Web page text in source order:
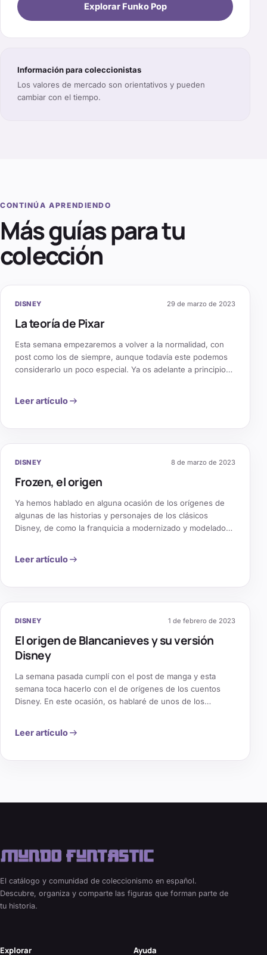
Explorar Funko Pop
Información para coleccionistas
Los valores de mercado son orientativos y pueden
cambiar con el tiempo.
CONTINÚA APRENDIENDO
Más guías para tu
colección
DISNEY 29 de marzo de 2023
La teoría de Pixar
Esta semana empezaremos a volver a la normalidad, con
post como los de siempre, aunque todavía este podemos
considerarlo un poco especial. Ya os adelante a principios
que con cada película se [&hellip;]
Leer artículo
DISNEY 8 de marzo de 2023
Frozen, el origen
Ya hemos hablado en alguna ocasión de los orígenes de
algunas de las historias y personajes de los clásicos
Disney, de como la franquicia a modernizado y modelado
día y los a traído a la actualidad. [&hellip;]
Leer artículo
M
DISNEY 1 de febrero de 2023
El origen de Blancanieves y su versión
Disney
La semana pasada cumplí con el post de manga y esta
semana toca hacerlo con el de orígenes de los cuentos
Disney. En este ocasión, os hablaré de unos de los
Disney conocidas hoy en día. Estoy [&hellip;]
Leer artículo
El catálogo y comunidad de coleccionismo en español.
Descubre, organiza y comparte las figuras que forman parte de
tu historia.
Explorar Ayuda